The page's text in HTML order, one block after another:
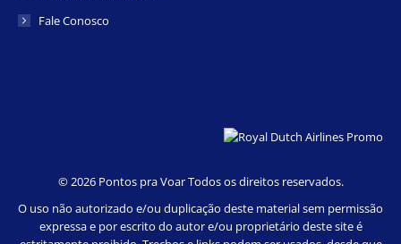
Fale Conosco
©2026 Pontos pra Voar Todos os direitos reservados.
O uso não autorizado e/ou duplicação deste material sem permissão
expressa e por escrito do autor e/ou proprietário deste site é